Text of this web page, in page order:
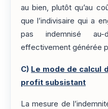
au bien, plutôt qu’au
que l’indivisaire qui a
pas indemnisé
effectivement générée
C) Le mode de calcul
profit subsistant
La mesure de